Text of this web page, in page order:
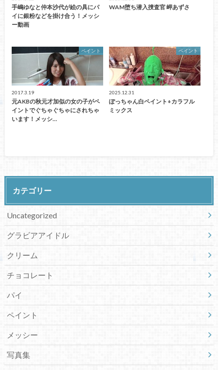
手嶋ゆなと仲本沙代が絵の具にパ
イに銀粉などを掛け合う！メッシ
ー動画
WAM堕ち潜入捜査官 岬あずさ
ペイント
2017.3.19
元AKBの秋元才加似の女の子がペ
イントでぐちゃぐちゃにされちゃ
います！メッシ…
ペイント
2025.12.31
ぽっちゃん白ペイント+カラフル
ミックス
カテゴリー
Uncategorized
グラビアアイドル
クリーム
チョコレート
パイ
ペイント
メッシー
写真集